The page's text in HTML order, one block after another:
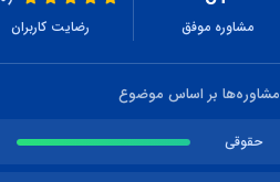
مشاوره موفق
رضایت کاربران
مشاوره‌ها بر اساس موضوع
حقوقی